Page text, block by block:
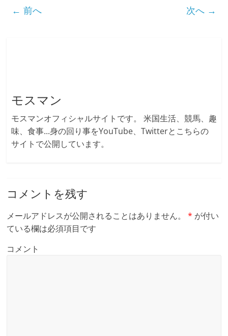
← 前へ 次へ →
モスマン
モスマンオフィシャルサイトです。 米国生活、競馬、趣
味、食事...身の回り事をYouTube、Twitterとこちらの
サイトで公開しています。
コメントを残す
メールアドレスが公開されることはありません。 * が付い
ている欄は必須項目です
コメント